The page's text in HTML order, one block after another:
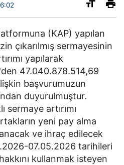
(KAP) yapılan
çıkarılmış sermayesinin
yapılarak
47.040.878.514,69
başvurumuzun
duyurulmuştur.
sermaye artırımı
yeni pay alma
ve ihraç edilecek
07.05.2026 tarihileri
kullanmak isteyen